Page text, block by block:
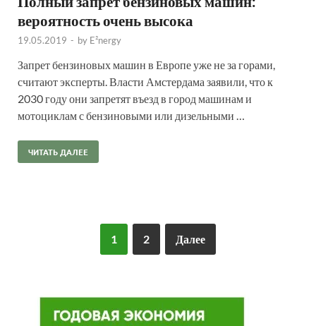
вероятность очень высока
19.05.2019 - by E²nergy
Запрет бензиновых машин в Европе уже не за горами,
считают эксперты. Власти Амстердама заявили, что к
2030 году они запретят въезд в город машинам и
мотоциклам с бензиновыми или дизельными …
ЧИТАТЬ ДАЛЕЕ
1 2 Далее